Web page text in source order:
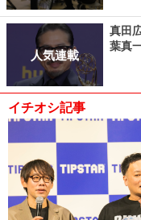
人気連載
真田
葉真
イチオシ記事